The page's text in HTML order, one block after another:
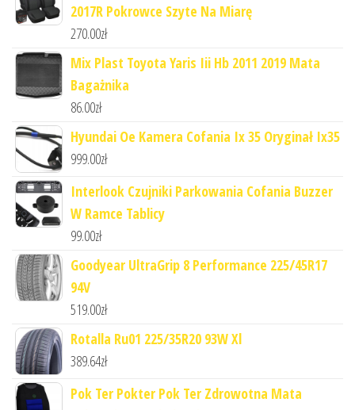
2017R Pokrowce Szyte Na Miarę
270.00zł
Mix Plast Toyota Yaris Iii Hb 2011 2019 Mata
Bagażnika
86.00zł
Hyundai Oe Kamera Cofania Ix 35 Oryginał Ix35
999.00zł
Interlook Czujniki Parkowania Cofania Buzzer
W Ramce Tablicy
99.00zł
Goodyear UltraGrip 8 Performance 225/45R17
94V
519.00zł
Rotalla Ru01 225/35R20 93W Xl
389.64zł
Pok Ter Pokter Pok Ter Zdrowotna Mata